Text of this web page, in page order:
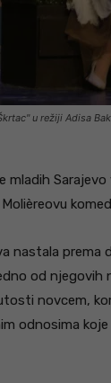
u režiji Adisa
mladih
nastala prema
od njegovih
novcem,
odnosima